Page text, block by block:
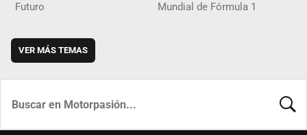
Futuro Mundial de Fórmula 1
VER MÁS TEMAS